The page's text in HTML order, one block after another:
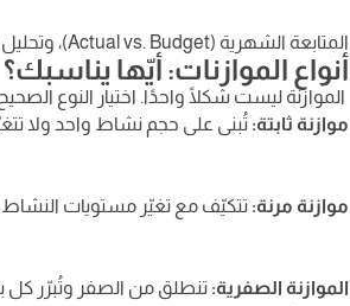
المتابعة الشهرية (Actual vs. Budget)، وتحليل الانحرافات والإجراءات التصحيحية.
أنواع الموازنات: أيّها يناسبك؟
الموازنة ليست شكلًا واحدًا. اختيار النوع
موازنة ثابتة: تُبنى على حجم نشاط واحد ولا
موازنة مرنة: تتكيّف مع تغيّر مستويات النشاط
الموازنة الصفرية: تنطلق من الصفر وتُبرّر كل